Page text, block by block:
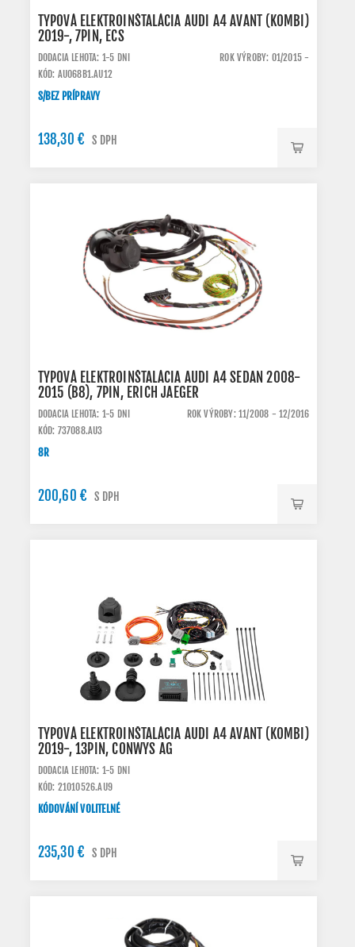
TYPOVÁ ELEKTROINŠTALÁCIA AUDI A4 AVANT (KOMBI)
2019-, 7PIN, ECS
DODACIA LEHOTA: 1-5 DNI
ROK VÝROBY: 01/2015 -
KÓD: AU068B1.AU12
S/BEZ PRÍPRAVY
138,30 € S DPH
TYPOVÁ ELEKTROINŠTALÁCIA AUDI A4 SEDAN 2008-
2015 (B8), 7PIN, ERICH JAEGER
DODACIA LEHOTA: 1-5 DNI
ROK VÝROBY: 11/2008 - 12/2016
KÓD: 737088.AU3
8R
200,60 € S DPH
TYPOVÁ ELEKTROINŠTALÁCIA AUDI A4 AVANT (KOMBI)
2019-, 13PIN, CONWYS AG
DODACIA LEHOTA: 1-5 DNI
KÓD: 21010526.AU9
KÓDOVÁNÍ VOLITELNÉ
235,30 € S DPH